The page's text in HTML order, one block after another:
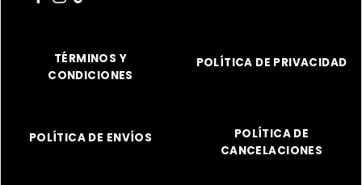
TÉRMINOS Y
CONDICIONES
POLÍTICA DE PRIVACIDAD
POLÍTICA DE ENVÍOS
POLÍTICA DE
CANCELACIONES